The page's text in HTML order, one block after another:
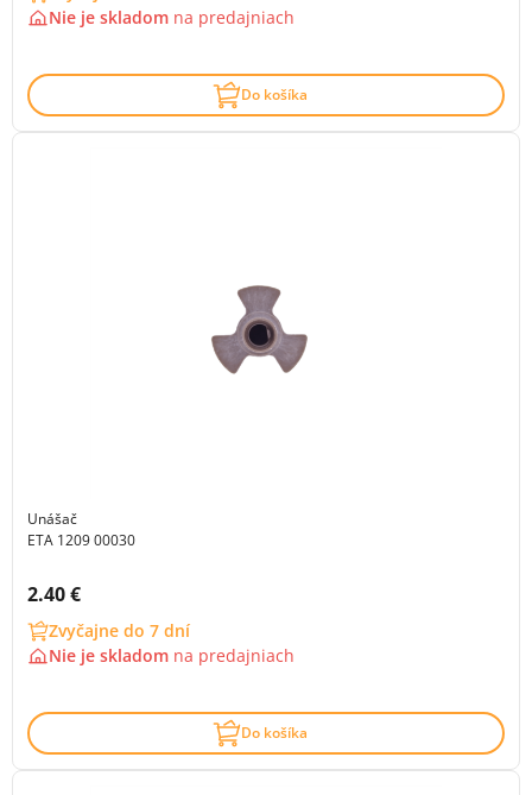
Nie je skladom na predajniach
Do košíka
Unášač
ETA 1209 00030
Cena s DPH:
2.40 €
Zvyčajne do 7 dní
Nie je skladom na predajniach
Do košíka